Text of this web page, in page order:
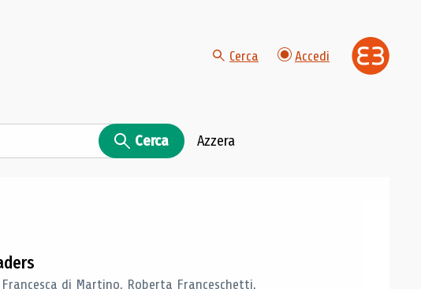
Cerca Accedi
Cerca Azzera
di Martino, Roberta Franceschetti,